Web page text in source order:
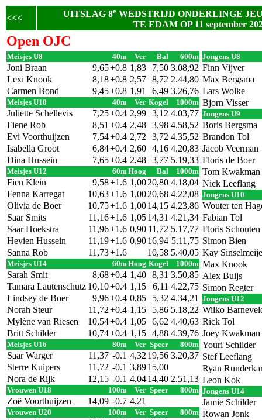
<<< UITSLAG 8eWEDSTRIJD ONDERLINGE
TE EDAM OP 11 september
Open OJC
Meisjes U8 40m Ver Bal 600m
Joni Braan 9,65+0.8 1,83 7,50 3.08,92
Lexi Knook
8,18+0.8 2,57 8,72 2.44,80
Carmen Bond
9,45+0.8 1,91 6,49 3.26,76
Meisjes U10 40m Ver Kogel 1000m
Juliette Schellevis 7,25+0.4 2,99 3,12 4.03,77
Fiene Rob
8,51 +0.4 2,48 3,98 4.58,52
Evi Voorthuijzen
7,54+0.4 2,72 3,72 4.35,52
Isabella Groot
6,84+0.4 2,60 4,16 4.20,83
Dina Hussein
7,65+0.4 2,48 3,77 5.19,33
Meisjes U12 60mHoog Bal 1000m
Fien Klein 9,58+1.6 1,0020,80 4.18,04
Fenna Karregat
10,63+1.6 1,0020,68 4.22,08
Olivia de Boer
10,75+1.6 1,0014,15 4.23,86
Saar Smits
11,16+1.6 1,0514,31 4.21,34
Saar Hoekstra
11,96+1.6 0,90 11,72 5.17,77
Hevien Hussein
11,19+1.6 0,9016,94 5.11,75
Sanna Rob
11,73+1.6 10,58 5.40,05
Meisjes U14 60mHoog Kogel 1000m
Sarah Smit 8,68+0.4 1,40 8,31 3.50,85
Tamara Lautenschutz 10,10+0.4 1,15 6,11 4.22,75
Lindsey de Boer
9,96+0.4 0,85 5,32 4.34,21
Norah Steur
11,72+0.4 1,15 5,86 5.18,22
Mylène van Riesen
10,54+0.4 1,05 6,62 4.40,63
Britt Schilder
10,74+0.4 1,15 4,88 4.39,76
Meisjes U16 80m Ver Speer 800m
Saar Warger 11,37 -0.1 4,32 19,56 3.20,37
Sterre Kuipers
11,72 -0.1 3,8915,00
Nora de Rijk
12,15 -0.1 4,0414,40 2.51,13
Vrouwen U18 100m Ver Speer 800m
Zoë Voorthuijzen 14,09 -0.7 4,21
Vrouwen U20 100m Ver Speer 800m
Jongens U8
Finn Vijver
Max Bergsma
Lars Wolke
Bjorn Visser
Jongens U9
Boris Bergsma
Brandon Tol
Jacob Veerman
Floris de Boer
Tom Kwakman
Nick Leeflang
Jongens U10
Wouter ten
Fabian Tol
Floris Schouten
Simon Bien
Kay
Max Knook
Alex Buijs
Simon Regter
Jongens U12
Wilko
Rick Tol
Joey Kwakman
Youri Schilder
Stef Leeflang
Ryan
Leon Kok
Jongens U14
Jamie Schilder
Rowan Jonk